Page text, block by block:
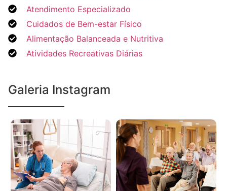
Atendimento Especializado
Cuidados de Bem-estar Físico
Alimentação Balanceada e Nutritiva
Atividades Recreativas Diárias
Galeria Instagram